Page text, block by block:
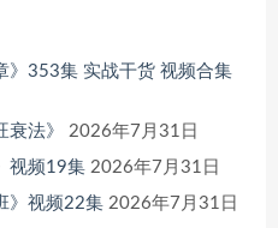
》353集 实战干货 视频合集
法》
2026年7月31日
视频19集 2026年7月31日
》视频22集 2026年7月31日